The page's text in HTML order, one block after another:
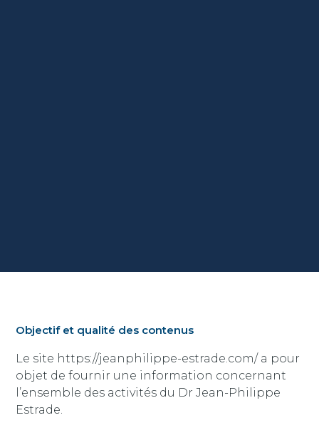
Objectif et qualité des contenus
Le site https://jeanphilippe-estrade.com/ a pour
objet de fournir une information concernant
l’ensemble des activités du Dr Jean-Philippe
Estrade.